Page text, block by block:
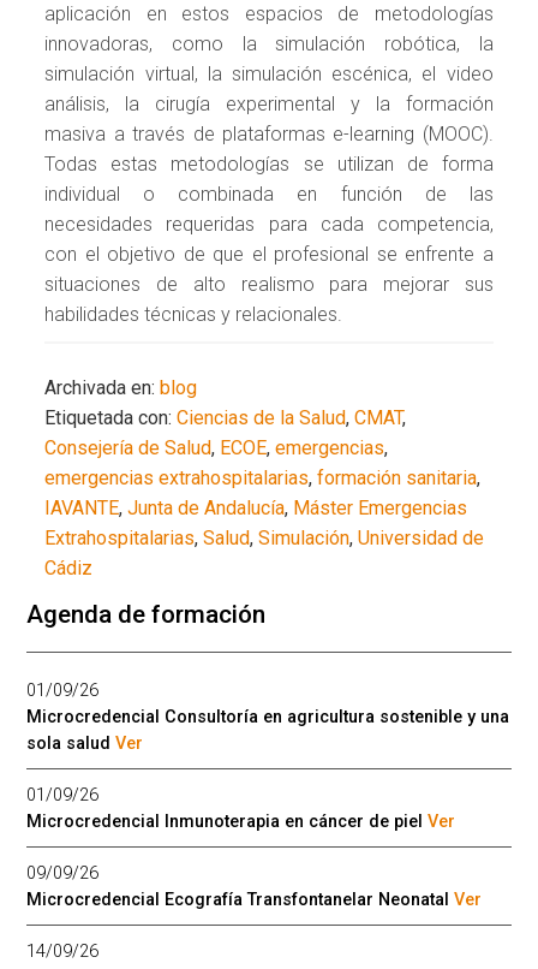
aplicación en estos espacios de metodologías
innovadoras, como la simulación robótica, la
simulación virtual, la simulación escénica, el video
análisis, la cirugía experimental y la formación
masiva a través de plataformas e-learning (MOOC).
Todas estas metodologías se utilizan de forma
individual o combinada en función de las
necesidades requeridas para cada competencia,
con el objetivo de que el profesional se enfrente a
situaciones de alto realismo para mejorar sus
habilidades técnicas y relacionales.
Archivada en:blog
Etiquetada con:Ciencias de la Salud,CMAT,
Consejería de Salud, ECOE,emergencias,
emergencias extrahospitalarias,formación sanitaria,
IAVANTE,Junta de Andalucía, Máster Emergencias
Extrahospitalarias,Salud,Simulación,Universidad de
Cádiz
Agenda de formación
01/09/26
Microcredencial Consultoría en agricultura sostenible y una
sola saludVer
01/09/26
Microcredencial Inmunoterapia en cáncer de pielVer
09/09/26
Microcredencial Ecografía Transfontanelar NeonatalVer
14/09/26